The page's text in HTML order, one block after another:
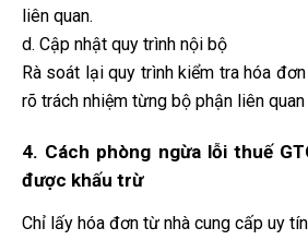
liên quan.
d. Cập nhật quy trình nội bộ
Rà soát lại quy trình kiểm tra hóa
rõ trách nhiệm từng bộ phận liên
4. Cách phòng ngừa lỗi thuế
được khấu trừ
Chỉ lấy hóa đơn từ nhà cung cấp uy